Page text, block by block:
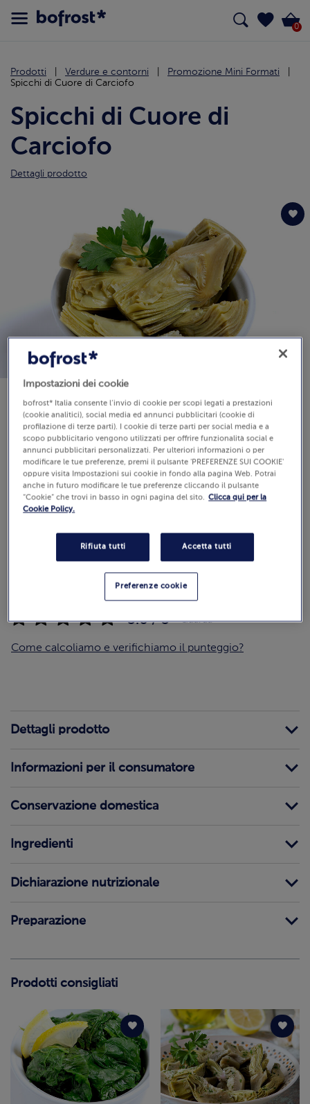
0
Prodotti Verdure e contorni
Promozione Mini Formati
Spicchi di Cuore di Carciofo
Spicchi di Cuore di
Carciofo
Dettagli prodotto
Disponibilità
€ 3,69
200 g (Prezzo al Kg 18.45 €)
Aggiungi al carrello
5.0 / 5 Guarda
Come calcoliamo e verifichiamo il punteggio?
Dettagli prodotto
Informazioni per il consumatore
Conservazione domestica
Ingredienti
Dichiarazione nutrizionale
Preparazione
Prodotti consigliati
Impostazioni dei cookie
bofrost* Italia consente l’invio di cookie per scopi legati a prestazioni
(cookie analitici), social media ed annunci pubblicitari (cookie di
profilazione di terze parti). I cookie di terze parti per social media e a
scopo pubblicitario vengono utilizzati per offrire funzionalità social e
annunci pubblicitari personalizzati. Per ulteriori informazioni o per
modificare le tue preferenze, premi il pulsante 'PREFERENZE SUI COOKIE'
oppure visita Impostazioni sui cookie in fondo alla pagina Web. Potrai
anche in futuro modificare le tue preferenze cliccando il pulsante
“Cookie” che trovi in basso in ogni pagina del sito. Clicca qui per la
Cookie Policy.
Rifiuta tutti Accetta tutti
Preferenze cookie